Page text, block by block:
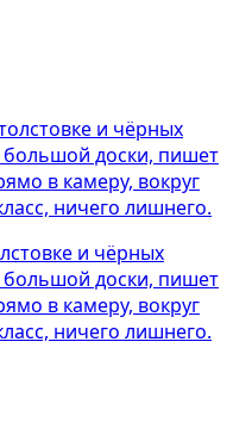
и чёрных
большой доски, пишет
в камеру, вокруг
ничего лишнего.